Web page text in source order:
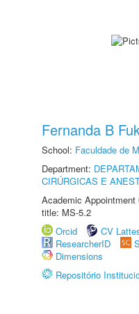
Fernanda B
School: Faculdade de
Department:
CIRÚRGICAS E
Academic
title: MS-5.2
Orcid
CV
ResearcherID
Dimensions
Repositório